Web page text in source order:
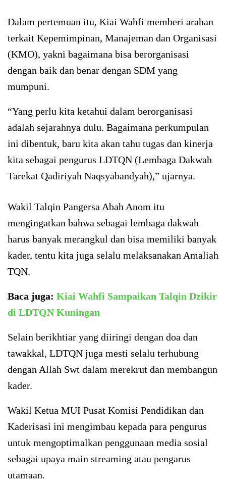
Dalam pertemuan itu, Kiai Wahfi memberi arahan
terkait Kepemimpinan, Manajeman dan Organisasi
(KMO), yakni bagaimana bisa berorganisasi
dengan baik dan benar dengan SDM yang
mumpuni.
“Yang perlu kita ketahui dalam berorganisasi
adalah sejarahnya dulu. Bagaimana perkumpulan
ini dibentuk, baru kita akan tahu tugas dan kinerja
kita sebagai pengurus LDTQN (Lembaga Dakwah
Tarekat Qadiriyah Naqsyabandyah),” ujarnya.
Wakil Talqin Pangersa Abah Anom itu
mengingatkan bahwa sebagai lembaga dakwah
harus banyak merangkul dan bisa memiliki banyak
kader, tentu kita juga selalu melaksanakan Amaliah
TQN.
Baca juga: Kiai Wahfi Sampaikan Talqin Dzikir
di LDTQN Kuningan
Selain berikhtiar yang diiringi dengan doa dan
tawakkal, LDTQN juga mesti selalu terhubung
dengan Allah Swt dalam merekrut dan membangun
kader.
Wakil Ketua MUI Pusat Komisi Pendidikan dan
Kaderisasi ini mengimbau kepada para pengurus
untuk mengoptimalkan penggunaan media sosial
sebagai upaya main streaming atau pengarus
utamaan.